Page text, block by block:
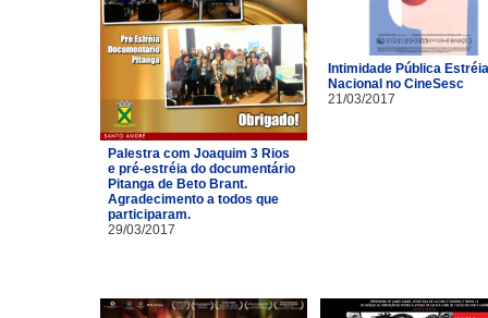
Palestra com Joaquim 3 Rios
e pré-estréia do documentário
Pitanga de Beto Brant.
Agradecimento a todos que
participaram.
29/03/2017
Intimidade Pública Estréia
Nacional no CineSesc
21/03/2017